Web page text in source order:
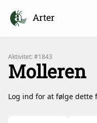
Arter
Aktivitet: #1843
Molleren
Log ind for at følge dette